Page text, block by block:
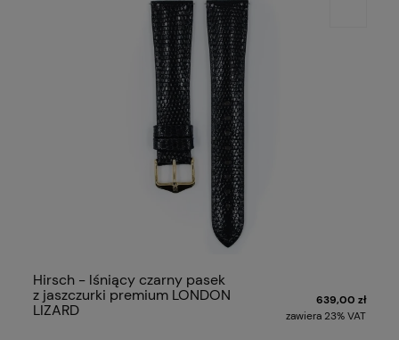
Hirsch - lśniący czarny pasek
z jaszczurki premium LONDON
LIZARD
639,00 zł
zawiera 23% VAT